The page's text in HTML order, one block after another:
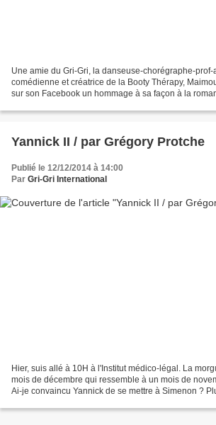
Une amie du Gri-Gri, la danseuse-chorégraphe-
comédienne et créatrice de la Booty Thérapy,
sur son Facebook un hommage à sa façon à la
Yannick II / par Grégory Protche
Publié le 12/12/2014 à 14:00
Par Gri-Gri International
Hier, suis allé à 10H à l'Institut médico-légal. La
mois de décembre qui ressemble à un mois de
Ai-je convaincu Yannick de se mettre à Simenon ?